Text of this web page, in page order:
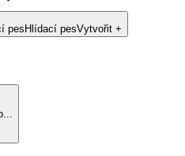
pes Hlídací pesVytvořit +